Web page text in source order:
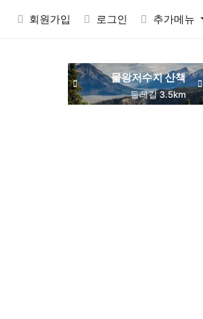
회원가입 로그인 추가메뉴
물왕저수지 산책
둘레길 3.5km